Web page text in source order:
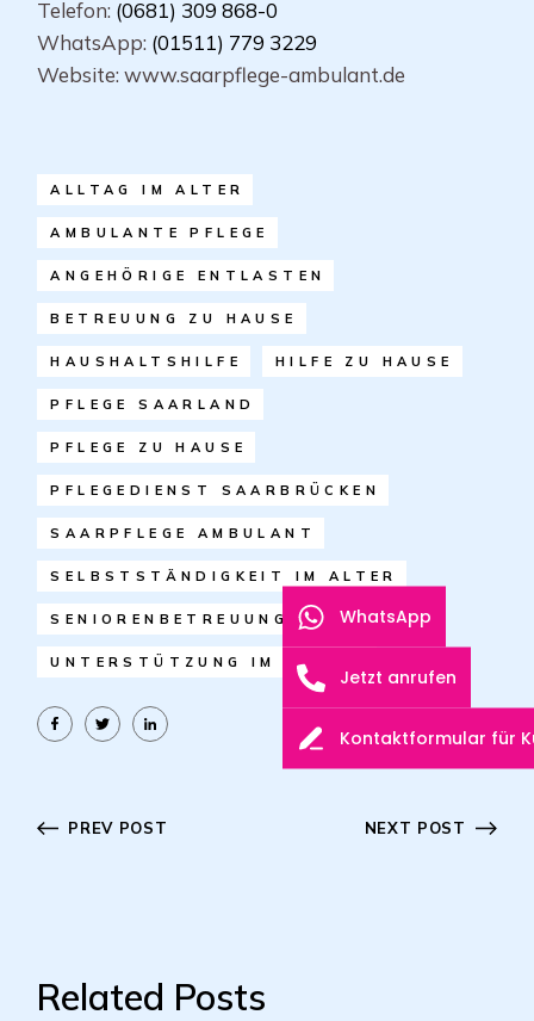
Telefon: (0681) 309 868-0
WhatsApp: (01511) 779 3229
Website: www.saarpflege-ambulant.de
ALLTAG IM ALTER
AMBULANTE PFLEGE
ANGEHÖRIGE ENTLASTEN
BETREUUNG ZU HAUSE
HAUSHALTSHILFE HILFE ZU HAUSE
PFLEGE SAARLAND
PFLEGE ZU HAUSE
PFLEGEDIENST SAARBRÜCKEN
SAARPFLEGE AMBULANT
SELBSTSTÄNDIGKEIT IM ALTER
SENIORENBETREUUNG
UNTERSTÜTZUNG IM ALLTAG
PREV POST NEXT POST
Related Posts
WhatsApp
Jetzt anrufen
Kontaktformular für